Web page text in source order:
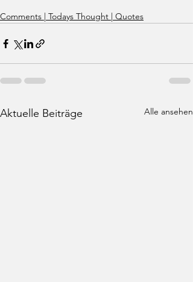
Comments | Todays Thought | Quotes
Aktuelle Beiträge Alle ansehen